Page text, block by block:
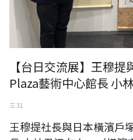
【台日交流展】王穆
Plaza藝術中心館長 小
三 31
王穆提社長與日本橫濱戶